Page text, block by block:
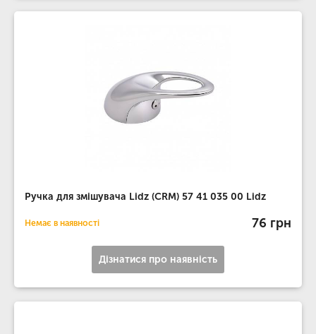
Ручка для змішувача Lidz (CRM) 57 41 035 00 Lidz
Немає в наявності 76 грн
Дізнатися про наявність